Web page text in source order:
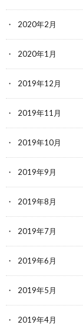
2020年2月
2020年1月
2019年12月
2019年11月
2019年10月
2019年9月
2019年8月
2019年7月
2019年6月
2019年5月
2019年4月